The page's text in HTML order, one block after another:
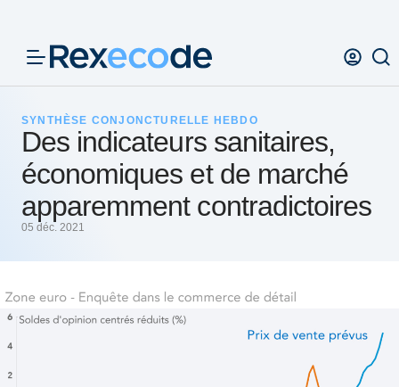
SYNTHÈSE CONJONCTURELLE HEBDO
Des indicateurs sanitaires,
économiques et de marché
apparemment contradictoires
05 déc. 2021